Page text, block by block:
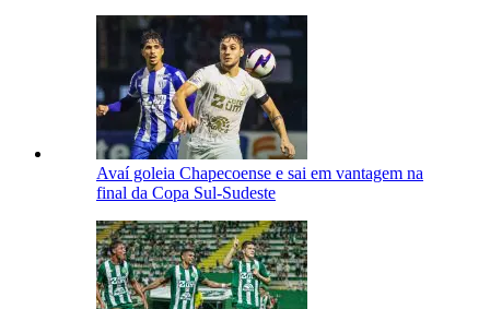
Avaí goleia Chapecoense e sai em vantagem na
final da Copa Sul-Sudeste